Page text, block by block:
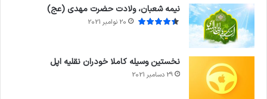
نیمه شعبان، ولادت حضرت مهدی (عج)
20 نوامبر 2021
نخستین وسیله کاملا خودران نقلیه اپل
29 دسامبر 2021